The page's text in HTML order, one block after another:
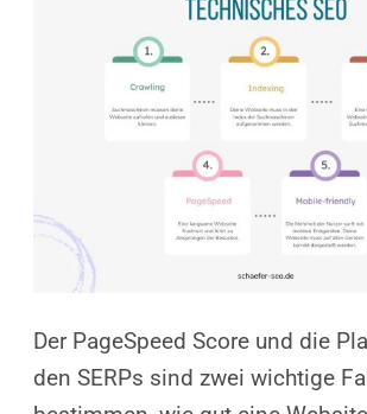
Der PageSpeed Score und die
den SERPs sind zwei wichtige